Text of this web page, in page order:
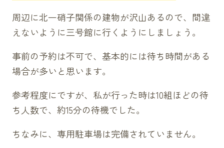
周辺に北一硝子関係の建物が沢山あるので、間違
えないように三号館に行くようにしましょう。
事前の予約は不可で、基本的には待ち時間がある
場合が多いと思います。
参考程度にですが、私が行った時は10組ほどの待
ち人数で、約15分の待機でした。
ちなみに、専用駐車場は完備されていません。